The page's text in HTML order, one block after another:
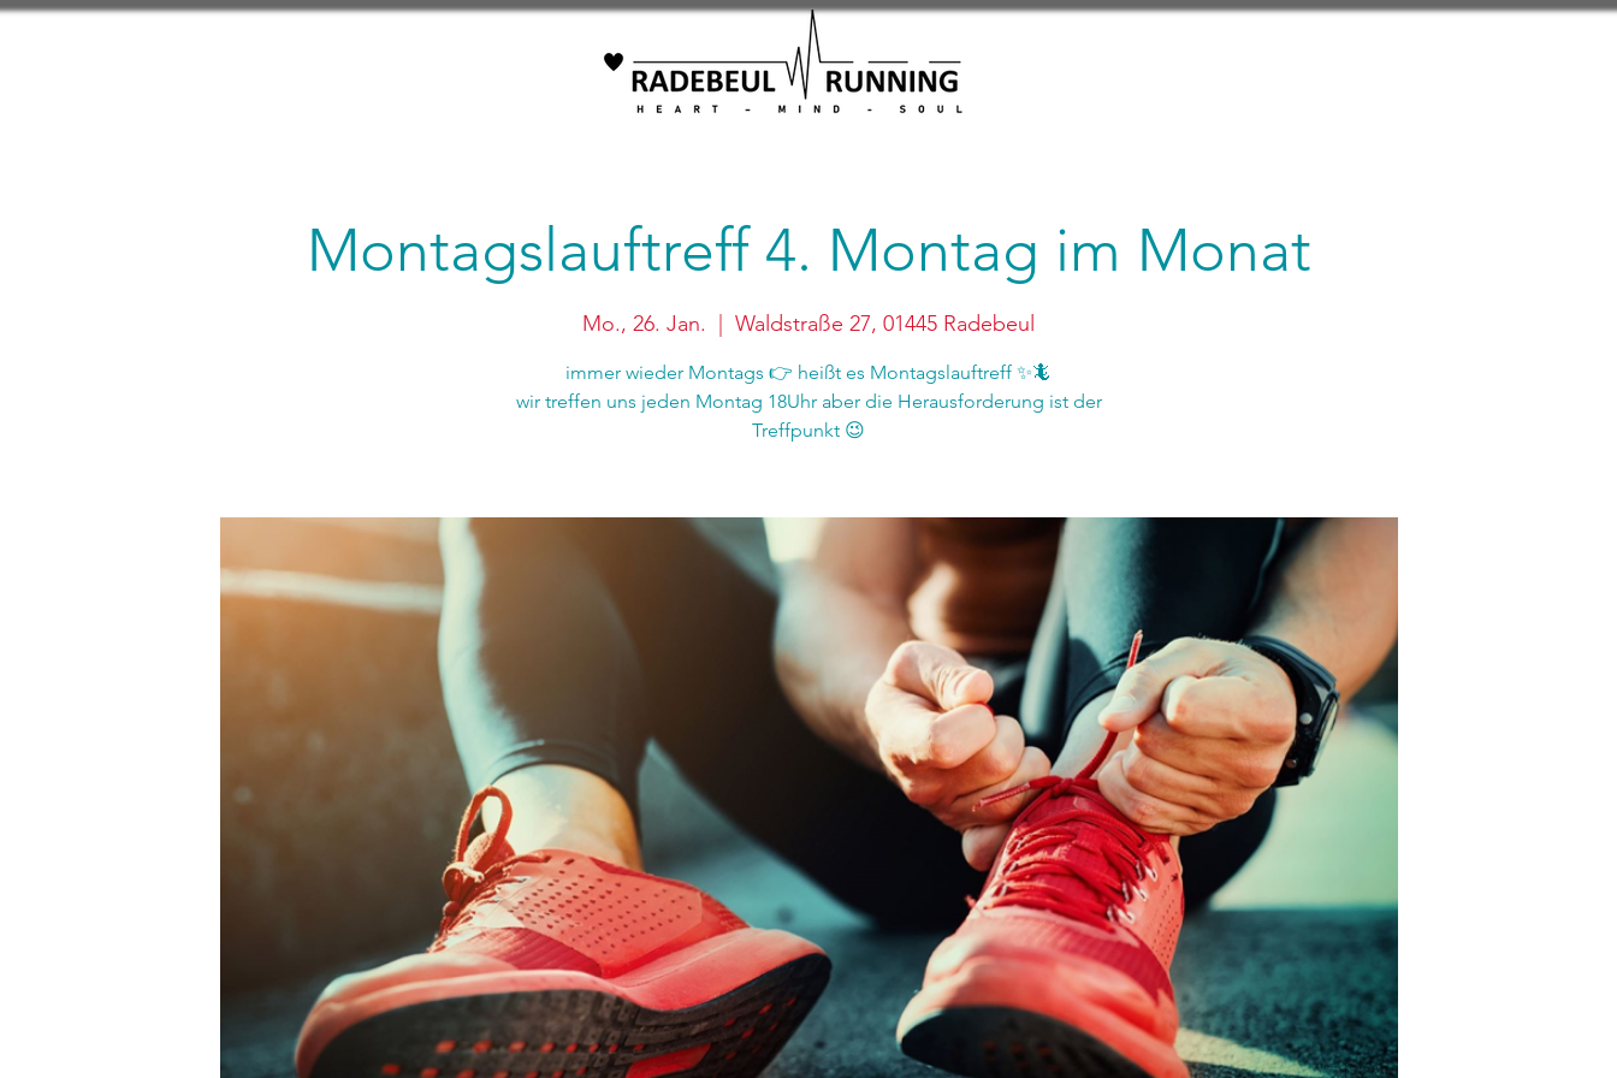
Montagslauftreff 4. Montag im Monat
Mo., 26. Jan. Waldstraße 27, 01445 Radebeul
immer wieder Montags 👉 heißt es Montagslauftreff ✨🦎
wir treffen uns jeden Montag 18Uhr aber die Herausforderung ist der